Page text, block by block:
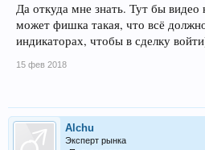
Да откуда мне знать. Тут бы видео
может фишка такая, что всё
индикаторах, чтобы в сделку
15 фев 2018
Alchu
Эксперт рынка